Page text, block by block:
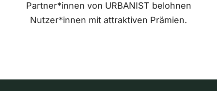
Partner*innen von URBANIST belohnen
Nutzer*innen mit attraktiven Prämien.